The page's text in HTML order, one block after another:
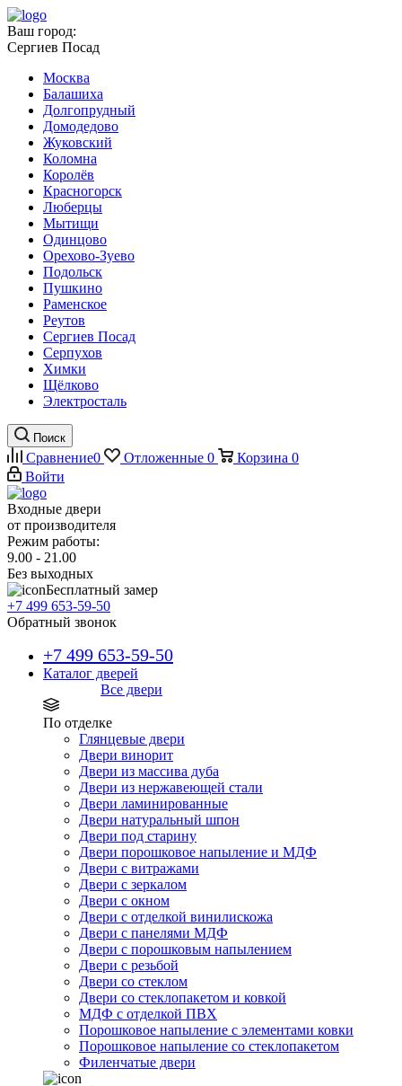
Ваш город:
Сергиев Посад
Москва
Балашиха
Долгопрудный
Домодедово
Жуковский
Коломна
Королёв
Красногорск
Люберцы
Мытищи
Одинцово
Орехово-Зуево
Подольск
Пушкино
Раменское
Реутов
Сергиев Посад
Серпухов
Химки
Щёлково
Электросталь
Поиск
Сравнение0 Отложенные 0 Корзина 0
Войти
Входные двери
от производителя
Режим работы:
9.00 - 21.00
Без выходных
Бесплатный замер
+7 499 653-59-50
Обратный звонок
+7 499 653-59-50
Каталог дверей
Все двери
По отделке
Глянцевые двери
Двери винорит
Двери из массива дуба
Двери из нержавеющей стали
Двери ламинированные
Двери натуральный шпон
Двери под старину
Двери порошковое напыление и МДФ
Двери с витражами
Двери с зеркалом
Двери с окном
Двери с отделкой винилискожа
Двери с панелями МДФ
Двери с порошковым напылением
Двери с резьбой
Двери со стеклом
Двери со стеклопакетом и ковкой
МДФ с отделкой ПВХ
Порошковое напыление с элементами ковки
Порошковое напыление со стеклопакетом
Филенчатые двери